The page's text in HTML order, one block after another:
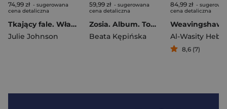
74,99 zł - sugerowana
cena detaliczna
Tkający fale. Władza Reliktów. Tom 2
Julie Johnson
59,99 zł - sugerowana
cena detaliczna
Zosia. Album. Tom 1
Beata Kępińska
84,99 zł -
cena detaliczna
Weavingshaw
Al-Wasity Heba
8,6 (7)